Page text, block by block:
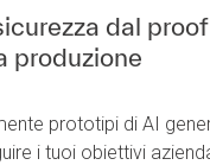
dal
produzione
prototipi di AI
i tuoi obiettivi